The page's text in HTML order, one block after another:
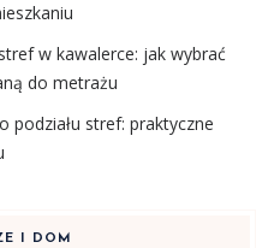
w kawalerce: jak wybrać
do metrażu
podziału stref: praktyczne
I DOM